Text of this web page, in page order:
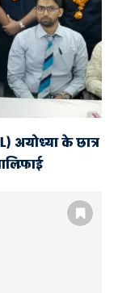
अयोध्या के छात्र